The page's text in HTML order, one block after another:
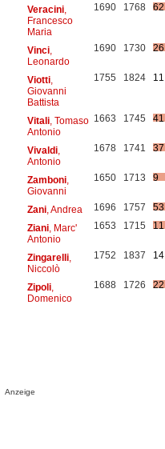
Veracini,
Francesco
Maria
1690 1768 62
Vinci,
Leonardo
1690 1730 26
Viotti,
Giovanni
Battista
1755 1824 11
Vitali, Tomaso
Antonio
1663 1745 41
Vivaldi,
Antonio
1678 1741 37
Zamboni,
Giovanni
1650 1713 9
Zani, Andrea 1696 1757
53
Ziani, Marc'
Antonio
1653 1715 11
Zingarelli,
Niccolò
1752 1837 14
Zipoli,
Domenico
1688 1726 22
Anzeige